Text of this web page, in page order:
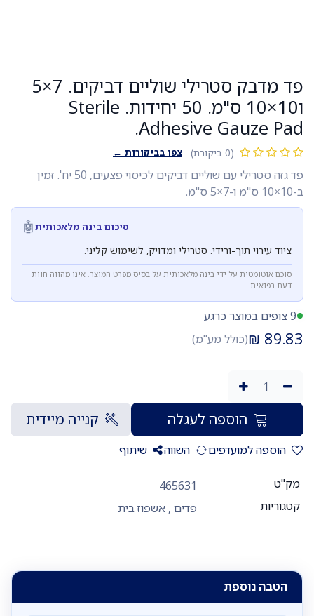
פד מדבק סטרילי שוליים דביקים. 7×5
ו10×10 ס"מ. 50 יחידות. Sterile
Adhesive Gauze Pad.
(0 ביקורת) צפו בביקורות ←
פד גזה סטרילי עם שוליים דביקים לכיסוי פצעים, 50 יח'. זמין
ב-10×10 ס"מ ו-7×5 ס"מ.
סיכום בינה מלאכותית🤖
ציוד עירוי תוך-ורידי. סטרילי ומדויק, לשימוש קליני.
סוכם אוטומטית על ידי בינה מלאכותית על בסיס מפרט המוצר. אינו מהווה חוות
דעת רפואית.
9 צופים במוצר כרגע
89.83
₪(כולל מע"מ)
הוספה לעגלה קנייה מיידית
הוספה למועדפים השווה שיתוף
מק"ט
465631
קטגוריות
פדים, אשפוז בית
הטבה נוספת